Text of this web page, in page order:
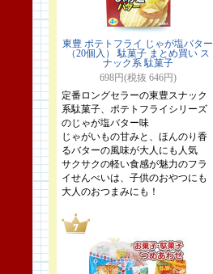
東豊 ポテトフライ じゃが塩バター
（20個入） 駄菓子 まとめ買い ス
ナック系 駄菓子
698円(税抜 646円)
定番ロングセラーの東豊スナック
系駄菓子、ポテトフライシリーズ
のじゃが塩バター味
じゃがいもの甘みと、ほんのり香
るバターの風味が大人にも人気
サクサクの軽い食感が魅力のフラ
イせんべいは、子供のおやつにも
大人のおつまみにも！